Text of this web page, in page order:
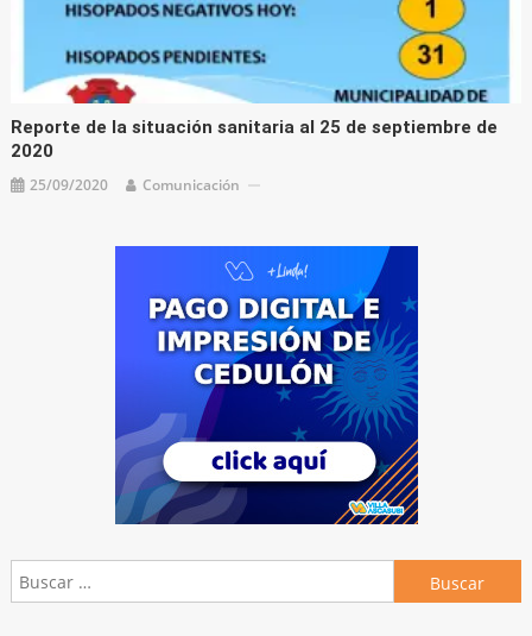
Reporte de la situación sanitaria al 25 de septiembre de
2020
25/09/2020 Comunicación
Buscar: